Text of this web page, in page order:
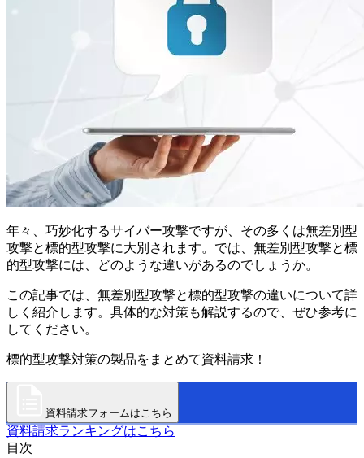
年々、巧妙化するサイバー攻撃ですが、その多くは無差別型
攻撃と標的型攻撃に大別されます。では、無差別型攻撃と標
的型攻撃には、どのような違いがあるのでしょうか。
この記事では、無差別型攻撃と標的型攻撃の違いについて詳
しく紹介します。具体的な対策も解説するので、ぜひ参考に
してください。
標的型攻撃対策の製品をまとめて資料請求！
資料請求フォームはこちら
資料請求ランキングはこちら
目次